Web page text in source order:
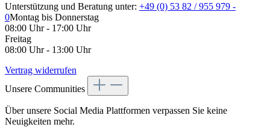
Unterstützung und Beratung unter: +49 (0) 53 82 / 955 979 -
0Montag bis Donnerstag
08:00 Uhr - 17:00 Uhr
Freitag
08:00 Uhr - 13:00 Uhr
Vertrag widerrufen
Unsere Communities
Über unsere Social Media Plattformen verpassen Sie keine
Neuigkeiten mehr.